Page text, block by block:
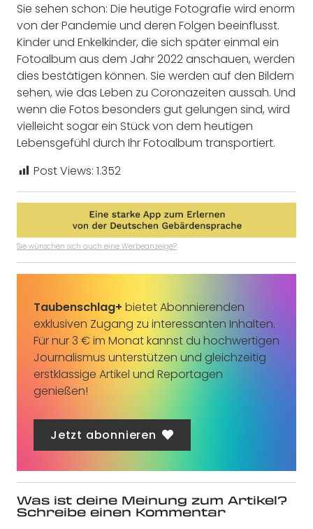
Sie sehen schon: Die heutige Fotografie wird enorm
von der Pandemie und deren Folgen beeinflusst.
Kinder und Enkelkinder, die sich später einmal ein
Fotoalbum aus dem Jahr 2022 anschauen, werden
dies bestätigen können. Sie werden auf den Bildern
sehen, wie das Leben zu Coronazeiten aussah. Und
wenn die Fotos besonders gut gelungen sind, wird
vielleicht sogar ein Stück von dem heutigen
Lebensgefühl durch Ihr Fotoalbum transportiert.
Post Views: 1.352
Sie wünschen sich auch eine Werbeanzeige?
Taubenschlag+ bietet Abonnierenden
exklusiven Zugang zu interessanten Inhalten.
Für nur 3 € im Monat kannst du hochwertigen
Journalismus unterstützen und gleichzeitig
erstklassige Artikel und Reportagen
genießen!
Jetzt abonnieren
Was ist deine Meinung zum Artikel?
Schreibe einen Kommentar